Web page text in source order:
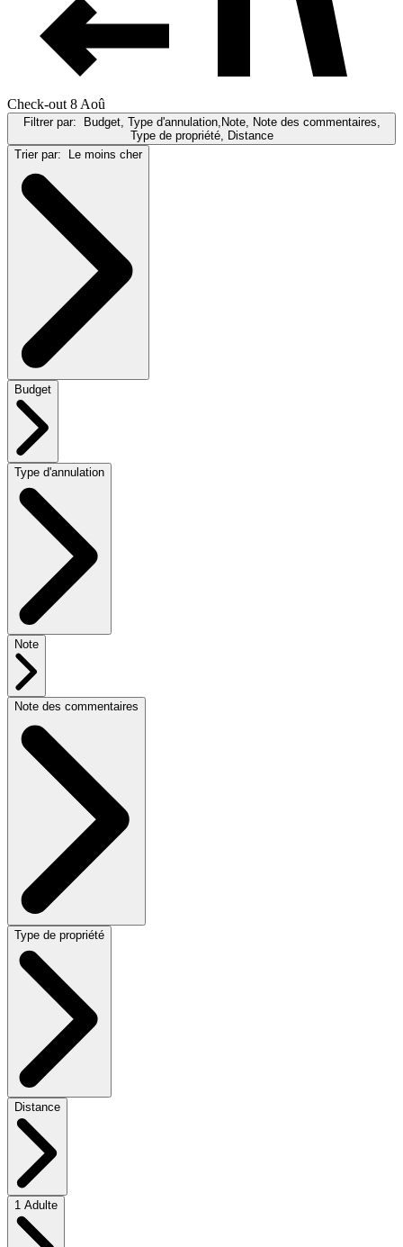
Check-out 8 Aoû
Filtrer par:
Budget, Type d'annulation,Note, Note des commentaires,
Type de propriété, Distance
Trier par:
Le moins cher
Budget
Type d'annulation
Note
Note des commentaires
Type de propriété
Distance
1 Adulte